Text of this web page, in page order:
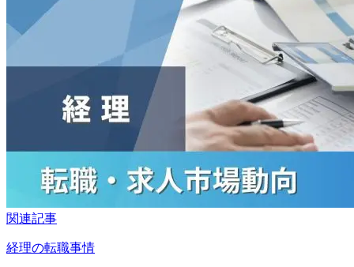
関連記事
経理の転職事情